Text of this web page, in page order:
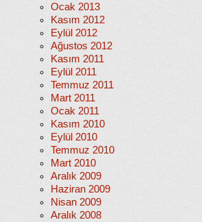
Ocak 2013
Kasım 2012
Eylül 2012
Ağustos 2012
Kasım 2011
Eylül 2011
Temmuz 2011
Mart 2011
Ocak 2011
Kasım 2010
Eylül 2010
Temmuz 2010
Mart 2010
Aralık 2009
Haziran 2009
Nisan 2009
Aralık 2008